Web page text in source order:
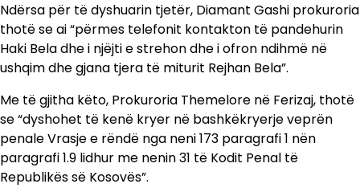
Ndërsa për të dyshuarin tjetër, Diamant Gashi prokuroria
thotë se ai “përmes telefonit kontakton të pandehurin
Haki Bela dhe i njëjti e strehon dhe i ofron ndihmë në
ushqim dhe gjana tjera të miturit Rejhan Bela”.
Me të gjitha këto, Prokuroria Themelore në Ferizaj, thotë
se “dyshohet të kenë kryer në bashkëkryerje veprën
penale Vrasje e rëndë nga neni 173 paragrafi 1 nën
paragrafi 1.9 lidhur me nenin 31 të Kodit Penal të
Republikës së Kosovës”.